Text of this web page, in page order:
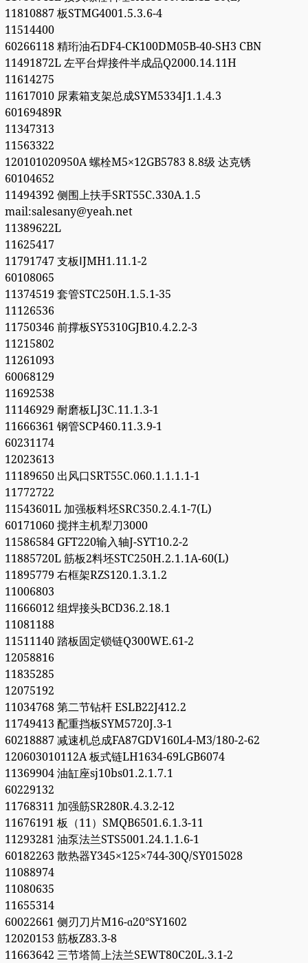
11810887 板STMG4001.5.3.6-4
11514400
60266118 精珩油石DF4-CK100DM05B-40-SH3 CBN
11491872L 左平台焊接件半成品Q2000.14.11H
11614275
11617010 尿素箱支架总成SYM5334J1.1.4.3
60169489R
11347313
11563322
120101020950A 螺栓M5×12GB5783 8.8级 达克锈
60104652
11494392 侧围上扶手SRT55C.330A.1.5
mail:salesany@yeah.net
11389622L
11625417
11791747 支板ⅠJMH1.11.1-2
60108065
11374519 套管STC250H.1.5.1-35
11126536
11750346 前撑板SY5310GJB10.4.2.2-3
11215802
11261093
60068129
11692538
11146929 耐磨板LJ3C.11.1.3-1
11666361 钢管SCP460.11.3.9-1
60231174
12023613
11189650 出风口SRT55C.060.1.1.1.1-1
11772722
11543601L 加强板料坯SRC350.2.4.1-7(L)
60171060 搅拌主机犁刀3000
11586584 GFT220输入轴J-SYT10.2-2
11885720L 筋板2料坯STC250H.2.1.1A-60(L)
11895779 右框架RZS120.1.3.1.2
11006803
11666012 组焊接头BCD36.2.18.1
11081188
11511140 踏板固定锁链Q300WE.61-2
12058816
11835285
12075192
11034768 第二节钻杆 ESLB22J412.2
11749413 配重挡板SYM5720J.3-1
60218887 减速机总成FA87GDV160L4-M3/180-2-62
120603010112A 板式链LH1634-69LGB6074
11369904 油缸座sj10bs01.2.1.7.1
60229132
11768311 加强筋SR280R.4.3.2-12
11676191 板（11）SMQB6501.6.1.3-11
11293281 油泵法兰STS5001.24.1.1.6-1
60182263 散热器Y345×125×744-30Q/SY015028
11088974
11080635
11655314
60022661 侧刃刀片M16-ɑ20°SY1602
12020153 筋板Z83.3-8
11663642 三节塔筒上法兰SEWT80C20L.3.1-2